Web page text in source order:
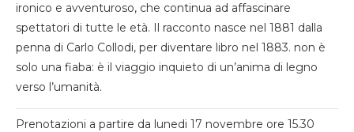
ironico e avventuroso, che continua ad affascinare
spettatori di tutte le età. Il racconto nasce nel 1881 dalla
penna di Carlo Collodi, per diventare libro nel 1883. non è
solo una fiaba: è il viaggio inquieto di un’anima di legno
verso l’umanità.
Prenotazioni a partire da lunedi 17 novembre ore 15.30